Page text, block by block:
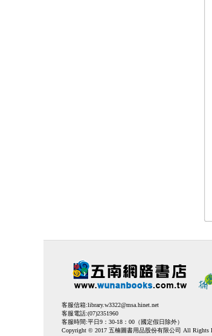
客服信箱:library.w3322@msa.hinet.net
客服電話:(07)2351960
客服時間:平日9：30-18：00（國定假日除外）
Copyright © 2017 五楠圖書用品股份有限公司 All Rights